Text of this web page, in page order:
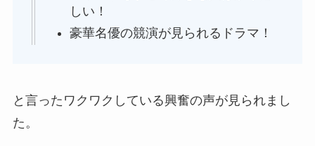
しい！
豪華名優の競演が見られるドラマ！
と言ったワクワクしている興奮の声が見られまし
た。